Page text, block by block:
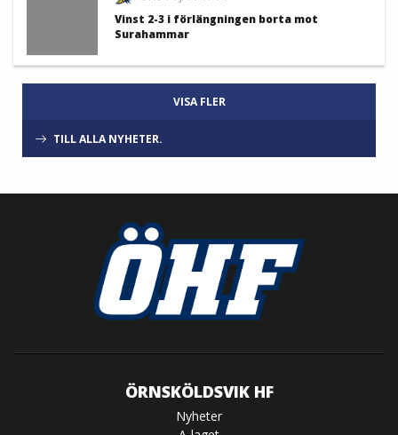
Vinst 2-3 i förlängningen borta mot
Surahammar
VISA FLER
TILL ALLA NYHETER.
ÖRNSKÖLDSVIK HF
Nyheter